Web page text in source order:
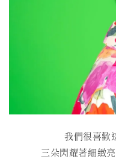
我們很喜歡
三朵閃耀著細緻